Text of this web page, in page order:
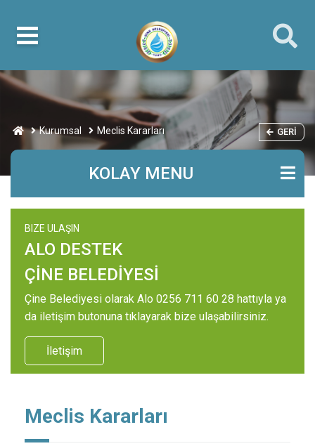
Kurumsal Meclis Kararları GERI
KOLAY MENU
BIZE ULAŞIN
ALO DESTEK
ÇİNE BELEDİYESİ
Çine Belediyesi olarak Alo 0256 711 60 28 hattıyla ya
da iletişim butonuna tıklayarak bize ulaşabilirsiniz.
İletişim
Meclis Kararları